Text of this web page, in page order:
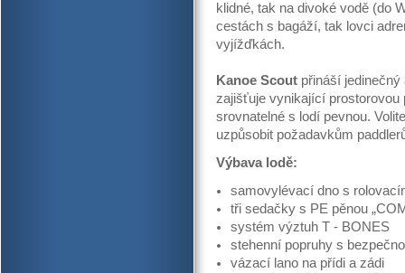
klidné, tak na divoké vodě (do
cestách s bagáží, tak lovci
vyjížďkách.
Kanoe Scout přináší
zajišťuje vynikající prostorovou
srovnatelné s lodí pevnou.
uzpůsobit požadavkům
Výbava lodě:
samovylévací dno s
tři sedačky s PE pěnou
systém výztuh T - BONES
stehenní popruhy s
vázací lano na přídi a zádi